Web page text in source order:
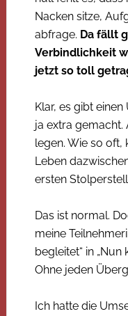
Nacken sitze,
abfrage. Da fällt
Verbindlichkeit
jetzt so toll
Klar, es gibt
ja extra gemacht.
legen. Wie so
Leben
ersten
Das ist normal.
meine
begleitet“ in „Nun
Ohne jeden
Ich hatte die